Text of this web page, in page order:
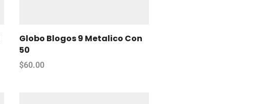
Globo Blogos 9 Metalico Con
50
$60.00